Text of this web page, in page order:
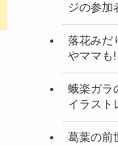
ジの参加
落花みだ
やママも!
蛾楽ガラ
イラスト
葛葉の前